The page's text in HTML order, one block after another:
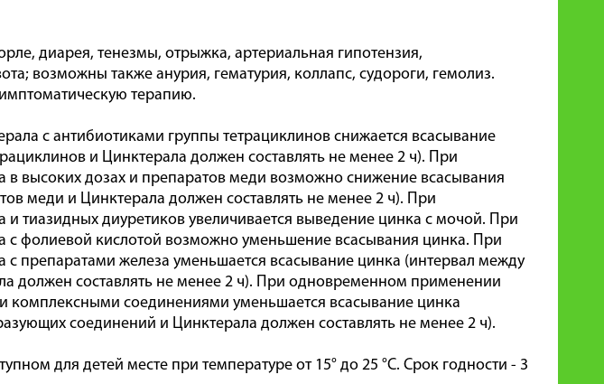
диарея, тенезмы, отрыжка, артериальная гипотензия,
возможны также анурия, гематурия, коллапс, судороги, гемолиз.
терапию.
с антибиотиками группы тетрациклинов снижается всасывание
и Цинктерала должен составлять не менее 2 ч). При
высоких дозах и препаратов меди возможно снижение всасывания
меди и Цинктерала должен составлять не менее 2 ч). При
тиазидных диуретиков увеличивается выведение цинка с мочой. При
фолиевой кислотой возможно уменьшение всасывания цинка. При
препаратами железа уменьшается всасывание цинка (интервал между
должен составлять не менее 2 ч). При одновременном применении
комплексными соединениями уменьшается всасывание цинка
соединений и Цинктерала должен составлять не менее 2 ч).
для детей месте при температуре от 15° до 25 °С. Срок годности - 3